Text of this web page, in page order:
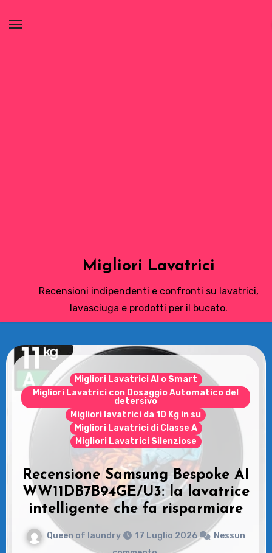
Migliori Lavatrici
Recensioni indipendenti e confronti su lavatrici,
lavasciuga e prodotti per il bucato.
Le Asciugatrici
Samsung Asciugatrice AI
Control: Recensioni e vantaggi
del modello pompa di calore
Queen of laundry 14 Luglio 2026
Nessun